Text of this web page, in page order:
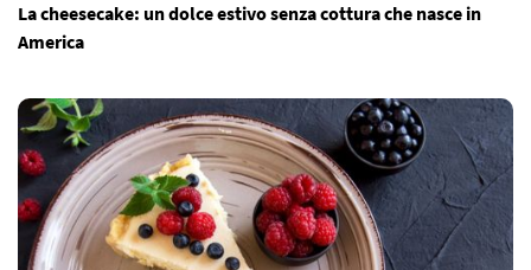
La cheesecake: un dolce estivo senza cottura che nasce in
America